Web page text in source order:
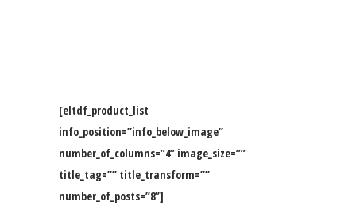
[eltdf_product_list
info_position=”info_below_image”
number_of_columns=”4” image_size=””
title_tag=”” title_transform=””
number_of_posts=”8”]